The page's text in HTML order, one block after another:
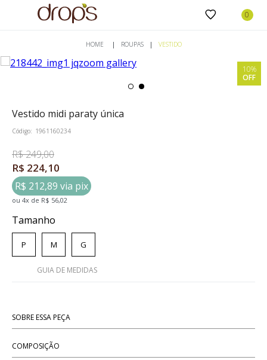
ROUPAS VESTIDO
10%
OFF
vestido midi paraty única
Código: 1961160234
R$ 249,00
R$ 224,10
R$ 212,89 via pix
ou 4x de R$ 56,02
Tamanho
P M G
GUIA DE MEDIDAS
SOBRE ESSA PEÇA
COMPOSIÇÃO